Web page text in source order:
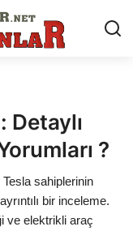
Detaylı
?
Tesla sahiplerinin
bir inceleme.
ve elektrikli araç